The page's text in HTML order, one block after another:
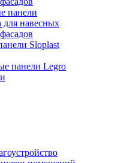
панели
для навесных
Sloplast
панели Legro